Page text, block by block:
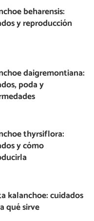
beharensis:
y reproducción
daigremontiana:
poda y
thyrsiflora:
y cómo
kalanchoe: cuidados
qué sirve